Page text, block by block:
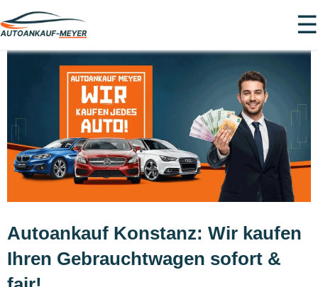
☰
Autoankauf Konstanz: Wir kaufen
Ihren Gebrauchtwagen sofort &